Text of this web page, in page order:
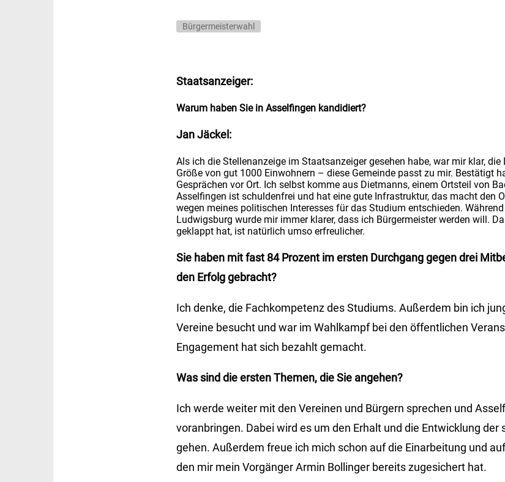
Bürgermeisterwahl
Staatsanzeiger:
Warum haben Sie in Asselfingen kandidiert?
Jan Jäckel:
Als ich die Stellenanzeige im Staatsanzeiger gesehen habe, war mir klar,
Größe von gut 1000 Einwohnern – diese Gemeinde passt zu mir. Bestätigt
Gesprächen vor Ort. Ich selbst komme aus Dietmanns, einem Ortsteil von
Asselfingen ist schuldenfrei und hat eine gute Infrastruktur, das macht den
wegen meines politischen Interesses für das Studium entschieden.
Ludwigsburg wurde mir immer klarer, dass ich Bürgermeister werden will.
geklappt hat, ist natürlich umso erfreulicher.
Sie haben mit fast 84 Prozent im ersten Durchgang gegen drei
den Erfolg gebracht?
Ich denke, die Fachkompetenz des Studiums. Außerdem bin ich
Vereine besucht und war im Wahlkampf bei den öffentlichen
Engagement hat sich bezahlt gemacht.
Was sind die ersten Themen, die Sie angehen?
Ich werde weiter mit den Vereinen und Bürgern sprechen und
voranbringen. Dabei wird es um den Erhalt und die Entwicklung
gehen. Außerdem freue ich mich schon auf die Einarbeitung und
den mir mein Vorgänger Armin Bollinger bereits zugesichert hat.